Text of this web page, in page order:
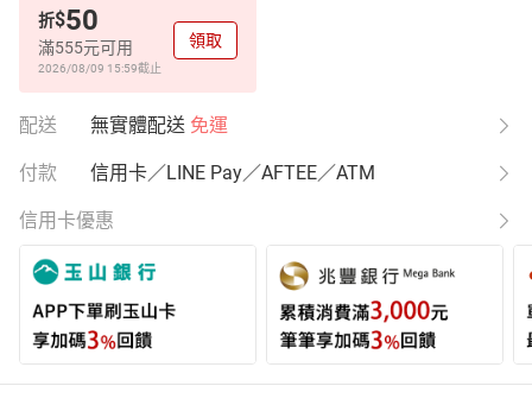
折$50
滿555元可用
2026/08/09 15:59截止
領取
配送 無實體配送 免運
付款 信用卡／LINE Pay／AFTEE／ATM
信用卡優惠